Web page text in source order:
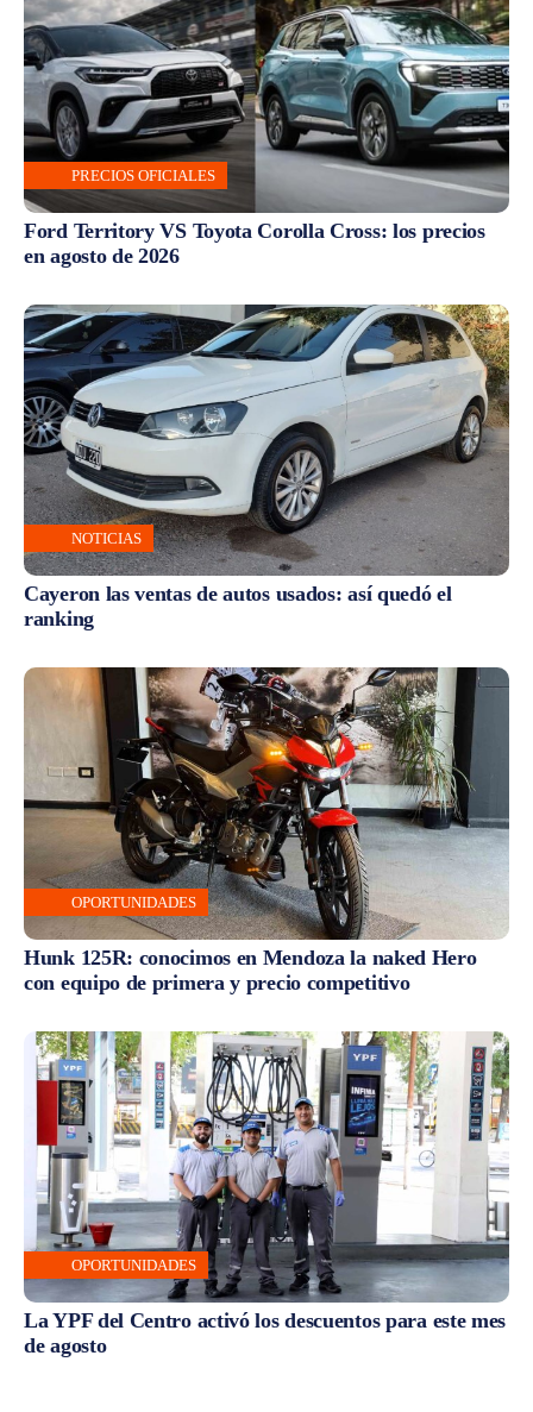
PRECIOS OFICIALES
Ford Territory VS Toyota Corolla Cross: los precios
en agosto de 2026
NOTICIAS
Cayeron las ventas de autos usados: así quedó el
ranking
OPORTUNIDADES
Hunk 125R: conocimos en Mendoza la naked Hero
con equipo de primera y precio competitivo
OPORTUNIDADES
La YPF del Centro activó los descuentos para este mes
de agosto